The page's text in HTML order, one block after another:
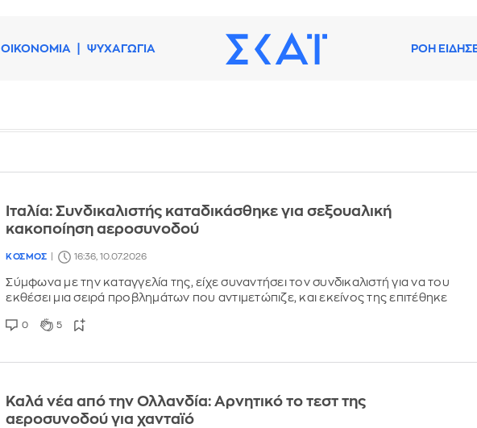
ΟΙΚΟΝΟΜΙΑ ΨΥΧΑΓΩΓΙΑ ΡΟΗ
Ιταλία: Συνδικαλιστής καταδικάσθηκε για σεξουαλική
κακοποίηση αεροσυνοδού
ΚΟΣΜΟΣ 16:36, 10.07.2026
Σύμφωνα με την καταγγελία της, είχε συναντήσει τον συνδικαλιστή για να του
εκθέσει μια σειρά προβλημάτων που αντιμετώπιζε, και εκείνος της επιτέθηκε
0 5
Καλά νέα από την Ολλανδία: Αρνητικό το τεστ της
αεροσυνοδού για χανταϊό